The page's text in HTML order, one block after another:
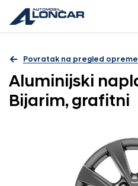
Povratak na pregled opreme
Aluminijski
Bijarim, grafitni